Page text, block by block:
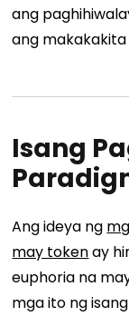
ang
ang
Isang
Ang ideya ng
may tokenay
euphoria na
mga ito ng